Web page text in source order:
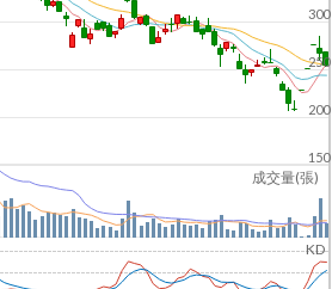
成交量(張)
KD
150
200
250
300